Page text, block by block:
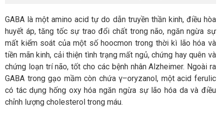
GABA là một amino acid tự do dẫn truyền thần kinh, điều hòa
huyết áp, tăng tốc sự trao đổi chất trong não, ngăn ngừa sự
mất kiểm soát của một số hoocmon trong thời kì lão hóa và
tiền mãn kinh, cải thiện tình trạng mất ngủ, chứng hay quên và
chứng loạn trí não, tốt cho các bệnh nhân Alzheimer. Ngoài ra
GABA trong gạo mầm còn chứa γ–oryzanol, một acid ferulic
có tác dụng hống oxy hóa ngăn ngừa sự lão hóa da và điều
chỉnh lượng cholesterol trong máu.